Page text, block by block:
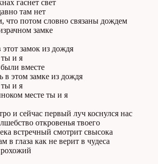
гаснет свет
там нет
что потом словно связаны дождем
замке
замок из дождя
ты и я
вместе
в этом замке из дождя
ты и я
месте ты и я
и сейчас первый луч коснулся нас
откровенья твоего
встречный смотрит свысока
в глаза как не верит в чудеса